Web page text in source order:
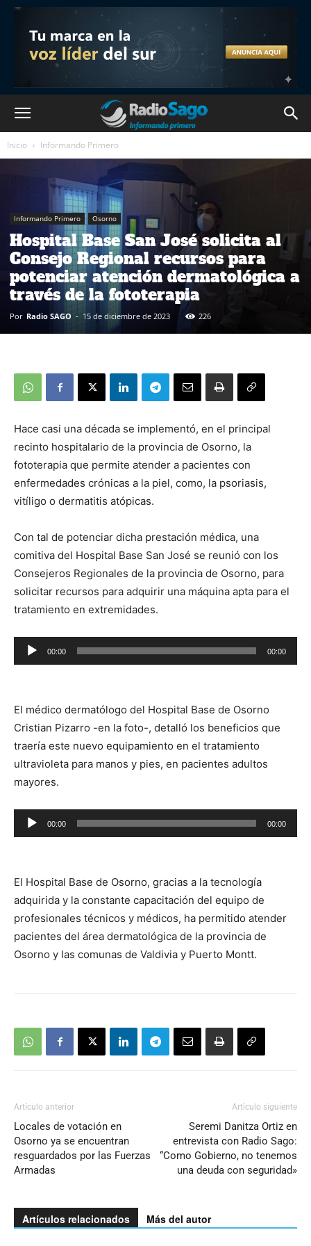
Inicio Informando Primero
Informando Primero Osorno
Hospital Base San José solicita al
Consejo Regional recursos para
potenciar atención dermatológica a
través de la fototerapia
Por Radio SAGO - 15 de diciembre de 2023 226
Hace casi una década se implementó, en el principal
recinto hospitalario de la provincia de Osorno, la
fototerapia que permite atender a pacientes con
enfermedades crónicas a la piel, como, la psoriasis,
vitíligo o dermatitis atópicas.
Con tal de potenciar dicha prestación médica, una
comitiva del Hospital Base San José se reunió con los
Consejeros Regionales de la provincia de Osorno, para
solicitar recursos para adquirir una máquina apta para el
tratamiento en extremidades.
Reproductor
de
00:00 00:00
El médico dermatólogo del Hospital Base de Osorno
Cristian Pizarro -en la foto-, detalló los beneficios que
traería este nuevo equipamiento en el tratamiento
ultravioleta para manos y pies, en pacientes adultos
mayores.
Reproductor
de
00:00 00:00
El Hospital Base de Osorno, gracias a la tecnología
adquirida y la constante capacitación del equipo de
profesionales técnicos y médicos, ha permitido atender
pacientes del área dermatológica de la provincia de
Osorno y las comunas de Valdivia y Puerto Montt.
Artículo anterior
Locales de votación en
Osorno ya se encuentran
resguardados por las Fuerzas
Armadas
Artículo siguiente
Seremi Danitza Ortiz en
entrevista con Radio Sago:
“Como Gobierno, no tenemos
una deuda con seguridad»
Artículos relacionados Más del autor